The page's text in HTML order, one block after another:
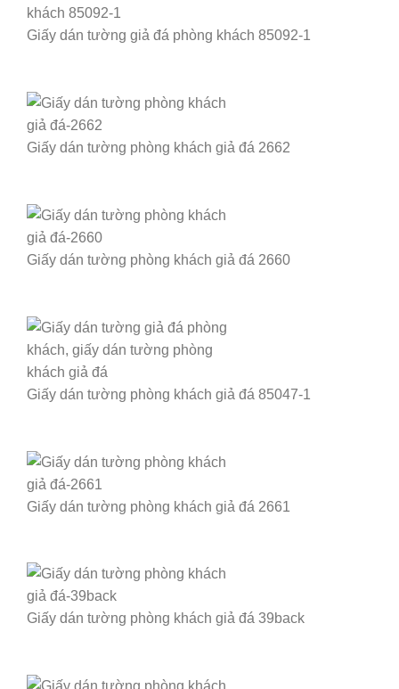
Giấy dán tường giả đá phòng khách 85092-1
Giấy dán tường phòng khách giả đá 2662
Giấy dán tường phòng khách giả đá 2660
Giấy dán tường phòng khách giả đá 85047-1
Giấy dán tường phòng khách giả đá 2661
Giấy dán tường phòng khách giả đá 39back